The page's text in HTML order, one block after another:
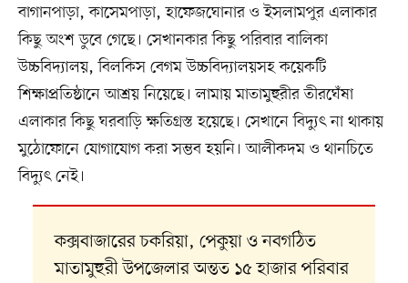
বাগানপাড়া, কাসেমপাড়া, হাফেজঘোনার ও ইসলামপুর এলাকার
কিছু অংশ ডুবে গেছে। সেখানকার কিছু পরিবার বালিকা
উচ্চবিদ্যালয়, বিলকিস বেগম উচ্চবিদ্যালয়সহ কয়েকটি
শিক্ষাপ্রতিষ্ঠানে আশ্রয় নিয়েছে। লামায় মাতামুহুরীর তীরঘেঁষা
এলাকার কিছু ঘরবাড়ি ক্ষতিগ্রস্ত হয়েছে। সেখানে বিদ্যুৎ না থাকায়
মুঠোফোনে যোগাযোগ করা সম্ভব হয়নি। আলীকদম ও থানচিতে
বিদ্যুৎ নেই।
কক্সবাজারের চকরিয়া, পেকুয়া ও নবগঠিত
মাতামুহুরী উপজেলার অন্তত ১৫ হাজার পরিবার